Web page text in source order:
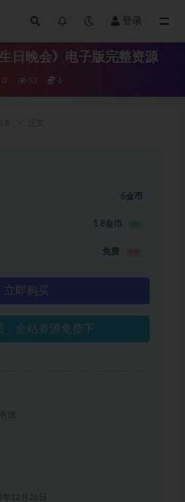
登录
日晚会》电子版完整资源
0 53 6
6金币
1.8金币 3折
免费
立即购买
，全站资源免费下
效
12月26日